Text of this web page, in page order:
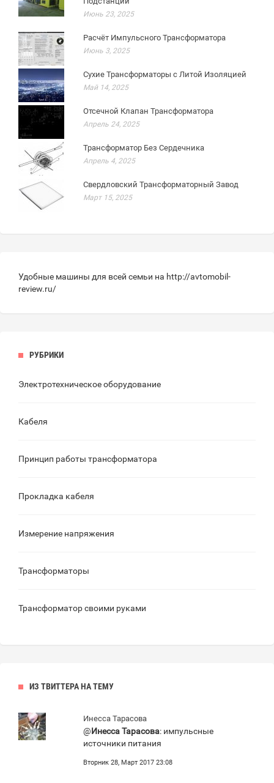
Июнь 23, 2025
Расчёт Импульсного Трансформатора
Июнь 3, 2025
Сухие Трансформаторы с Литой Изоляцией
Май 14, 2025
Отсечной Клапан Трансформатора
Апрель 24, 2025
Трансформатор Без Сердечника
Апрель 4, 2025
Свердловский Трансформаторный Завод
Март 15, 2025
Удобные машины для всей семьи на http://avtomobil-
review.ru/
РУБРИКИ
Электротехническое оборудование
Кабеля
Принцип работы трансформатора
Прокладка кабеля
Измерение напряжения
Трансформаторы
Трансформатор своими руками
ИЗ ТВИТТЕРА НА ТЕМУ
Инесса Тарасова
@Инесса Тарасова: импульсные
источники питания
Вторник 28, Март 2017 23:08